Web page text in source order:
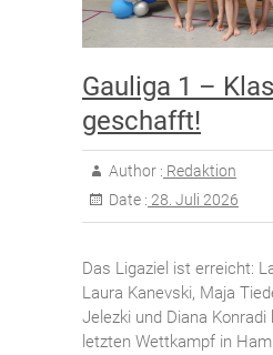
Gauliga 1 –
geschafft!
Author : Redaktion
Date : 28. Juli 2026
Das Ligaziel ist erreicht:
Laura Kanevski, Maja
Jelezki und Diana
letzten Wettkampf in